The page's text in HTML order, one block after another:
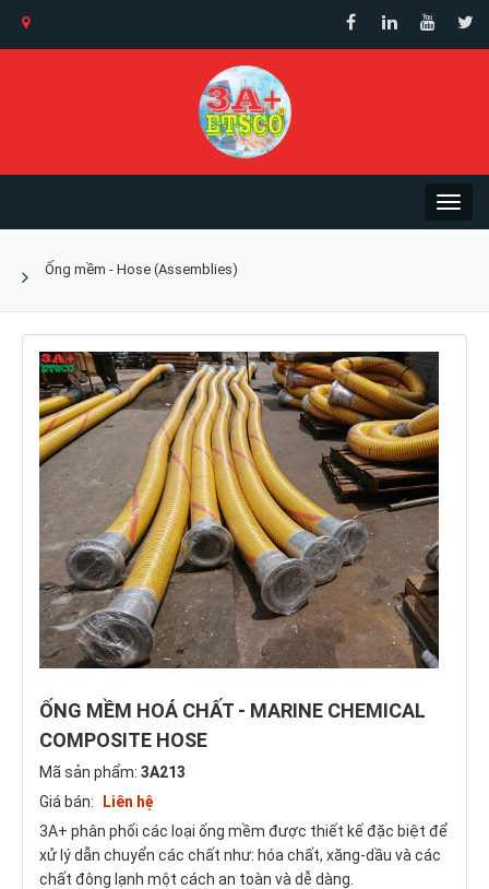
Ống mềm - Hose (Assemblies)
ỐNG MỀM HOÁ CHẤT - MARINE CHEMICAL
COMPOSITE HOSE
Mã sản phẩm: 3A213
Giá bán:
Liên hệ
3A+ phân phối các loại ống mềm được thiết kế đặc biệt để
xử lý dẫn chuyển các chất như: hóa chất, xăng-dầu và các
chất đông lạnh một cách an toàn và dễ dàng.